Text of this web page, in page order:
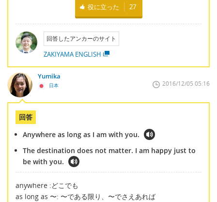
役に立った 27
回答したアンカーのサイト
ZAKIYAMA ENGLISH
Yumika
日本 2016/12/05 05:16
回答
Anywhere as long as I am with you.
The destination does not matter. I am happy just to
be with you.
anywhere :どこでも
as long as 〜: 〜である限り、〜でさえあれば